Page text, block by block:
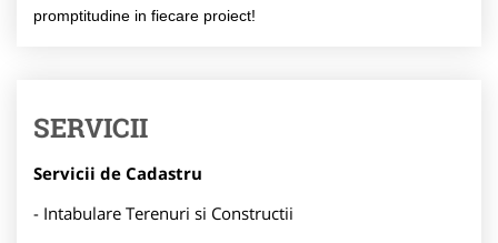
promptitudine in fiecare proiect!
SERVICII
Servicii de Cadastru
- Intabulare Terenuri si Constructii